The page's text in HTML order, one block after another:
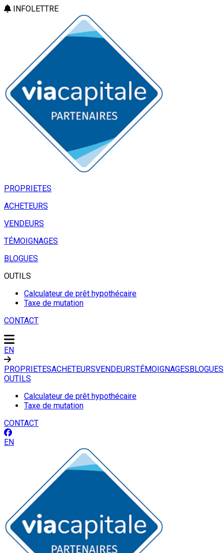
INFOLETTRE
PROPRIETES
ACHETEURS
VENDEURS
TÉMOIGNAGES
BLOGUES
OUTILS
Calculateur de prêt hypothécaire
Taxe de mutation
CONTACT
EN
PROPRIETESACHETEURSVENDEURSTÉMOIGNAGESBLOGUES
OUTILS
Calculateur de prêt hypothécaire
Taxe de mutation
CONTACT
EN